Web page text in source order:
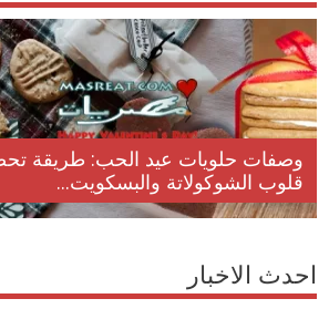
وصفات حلويات عيد الحب: طريقة
قلوب الشوكولاتة والبسكويت...
احدث الاخبار